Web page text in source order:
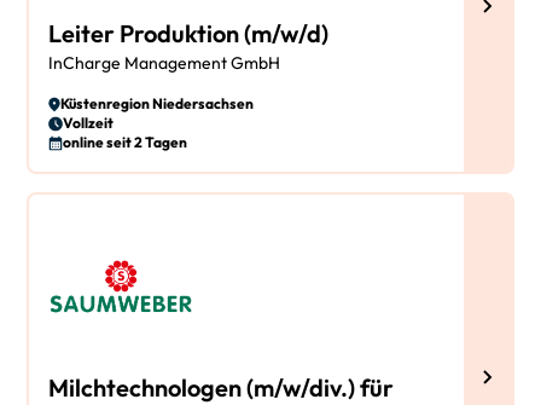
Leiter Produktion (m/w/d)
InCharge Management GmbH
Küstenregion Niedersachsen
Vollzeit
online seit 2 Tagen
Milchtechnologen (m/w/div.) für